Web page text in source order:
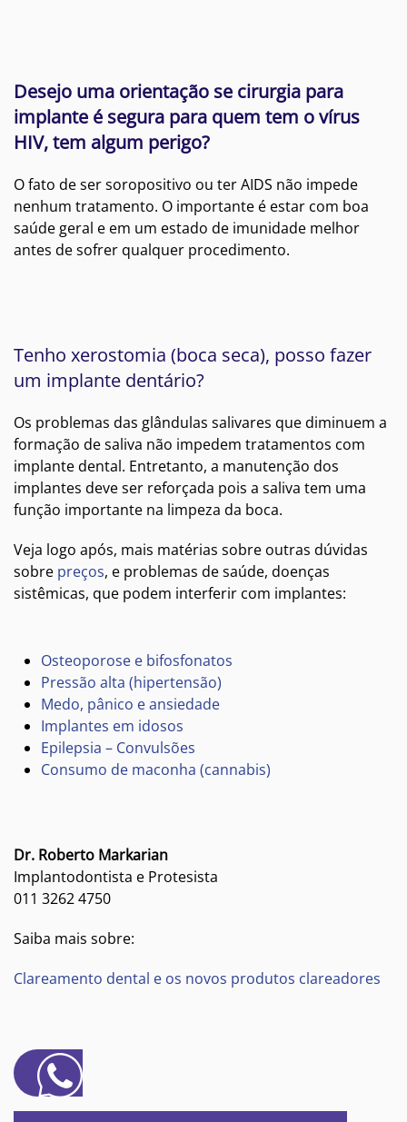
Desejo uma orientação se cirurgia para
implante é segura para quem tem o vírus
HIV, tem algum perigo?
O fato de ser soropositivo ou ter AIDS não impede
nenhum tratamento. O importante é estar com boa
saúde geral e em um estado de imunidade melhor
antes de sofrer qualquer procedimento.
Tenho xerostomia (boca seca), posso fazer
um implante dentário?
Os problemas das glândulas salivares que diminuem a
formação de saliva não impedem tratamentos com
implante dental. Entretanto, a manutenção dos
implantes deve ser reforçada pois a saliva tem uma
função importante na limpeza da boca.
Veja logo após, mais matérias sobre outras dúvidas
sobre preços, e problemas de saúde, doenças
sistêmicas, que podem interferir com implantes:
Osteoporose e bifosfonatos
Pressão alta (hipertensão)
Medo, pânico e ansiedade
Implantes em idosos
Epilepsia – Convulsões
Consumo de maconha (cannabis)
Dr. Roberto Markarian
Implantodontista e Protesista
011 3262 4750
Saiba mais sobre:
Clareamento dental e os novos produtos clareadores